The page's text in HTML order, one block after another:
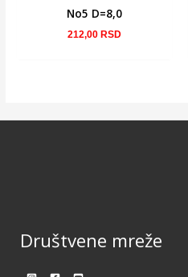
No5 D=8,0
212,00 RSD
Društvene mreže